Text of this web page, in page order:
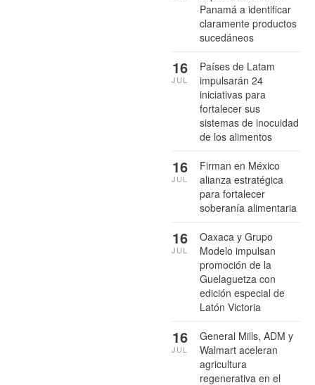
Panamá a identificar
claramente productos
sucedáneos
Países de Latam
impulsarán 24
iniciativas para
fortalecer sus
sistemas de inocuidad
de los alimentos
16
JUL
Firman en México
alianza estratégica
para fortalecer
soberanía alimentaria
16
JUL
Oaxaca y Grupo
Modelo impulsan
promoción de la
Guelaguetza con
edición especial de
Latón Victoria
16
JUL
General Mills, ADM y
Walmart aceleran
agricultura
regenerativa en el
16
JUL